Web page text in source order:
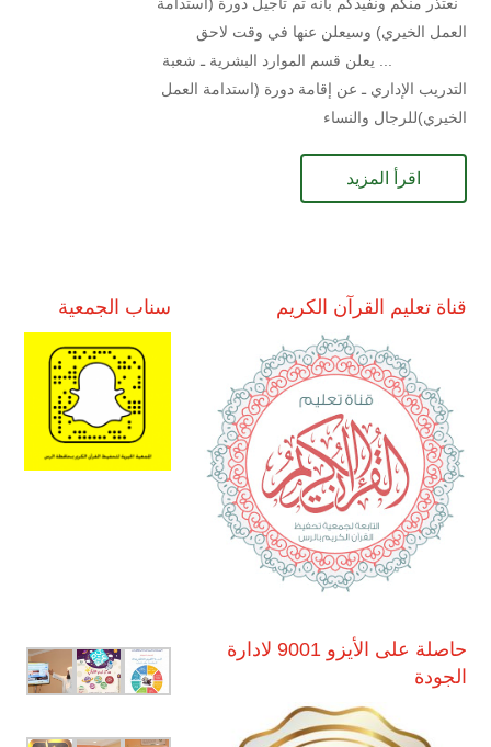
نعتذر منكم ونفيدكم بأنه تم تأجيل دورة (استدامة
العمل الخيري) وسيعلن عنها في وقت لاحق
... يعلن قسم الموارد البشرية ـ شعبة
التدريب الإداري ـ عن إقامة دورة (استدامة العمل
الخيري)للرجال والنساء
اقرأ المزيد
قناة تعليم القرآن الكريم سناب الجمعية
حاصلة على الأيزو 9001 لادارة
الجودة